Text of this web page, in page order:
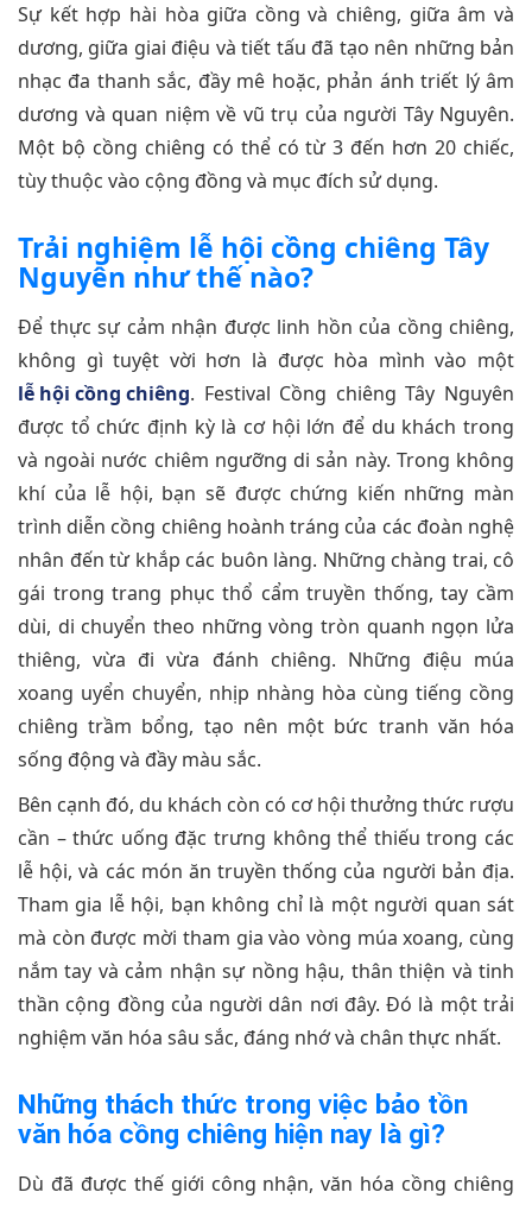
Sự kết hợp hài hòa giữa cồng và chiêng, giữa âm và
dương, giữa giai điệu và tiết tấu đã tạo nên những bản
nhạc đa thanh sắc, đầy mê hoặc, phản ánh triết lý âm
dương và quan niệm về vũ trụ của người Tây Nguyên.
Một bộ cồng chiêng có thể có từ 3 đến hơn 20 chiếc,
tùy thuộc vào cộng đồng và mục đích sử dụng.
Trải nghiệm lễ hội cồng chiêng Tây
Nguyên như thế nào?
Để thực sự cảm nhận được linh hồn của cồng chiêng,
không gì tuyệt vời hơn là được hòa mình vào một
lễ hội cồng chiêng. Festival Cồng chiêng Tây Nguyên
được tổ chức định kỳ là cơ hội lớn để du khách trong
và ngoài nước chiêm ngưỡng di sản này. Trong không
khí của lễ hội, bạn sẽ được chứng kiến những màn
trình diễn cồng chiêng hoành tráng của các đoàn nghệ
nhân đến từ khắp các buôn làng. Những chàng trai, cô
gái trong trang phục thổ cẩm truyền thống, tay cầm
dùi, di chuyển theo những vòng tròn quanh ngọn lửa
thiêng, vừa đi vừa đánh chiêng. Những điệu múa
xoang uyển chuyển, nhịp nhàng hòa cùng tiếng cồng
chiêng trầm bổng, tạo nên một bức tranh văn hóa
sống động và đầy màu sắc.
Bên cạnh đó, du khách còn có cơ hội thưởng thức rượu
cần – thức uống đặc trưng không thể thiếu trong các
lễ hội, và các món ăn truyền thống của người bản địa.
Tham gia lễ hội, bạn không chỉ là một người quan sát
mà còn được mời tham gia vào vòng múa xoang, cùng
nắm tay và cảm nhận sự nồng hậu, thân thiện và tinh
thần cộng đồng của người dân nơi đây. Đó là một trải
nghiệm văn hóa sâu sắc, đáng nhớ và chân thực nhất.
Những thách thức trong việc bảo tồn
văn hóa cồng chiêng hiện nay là gì?
Dù đã được thế giới công nhận, văn hóa cồng chiêng